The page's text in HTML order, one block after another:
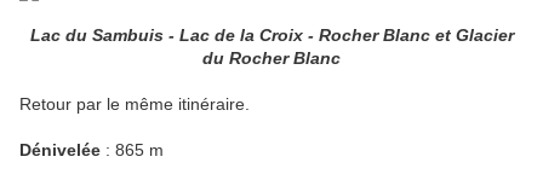
Lac du Sambuis - Lac de la Croix - Rocher Blanc et Glacier
du Rocher Blanc
Retour par le même itinéraire.
Dénivelée : 865 m